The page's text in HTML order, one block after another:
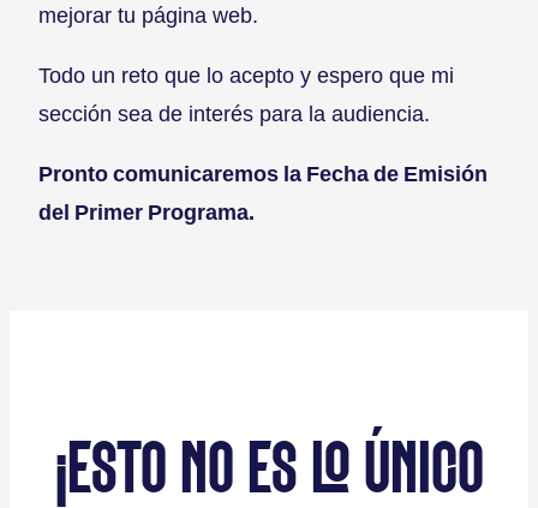
mejorar tu página web.
Todo un reto que lo acepto y espero que mi
sección sea de interés para la audiencia.
Pronto comunicaremos la Fecha de Emisión
del Primer Programa.
¡ESTO NO ES LO ÚNICO